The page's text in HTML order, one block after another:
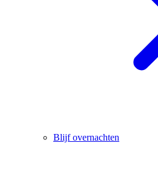
Blijf overnachten